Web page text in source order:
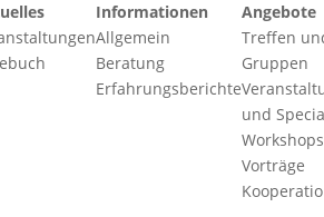
Informationen
Allgemein
Beratung
Erfahrungsberichte
Angebote
Treffen
Gruppen
und
Vorträge